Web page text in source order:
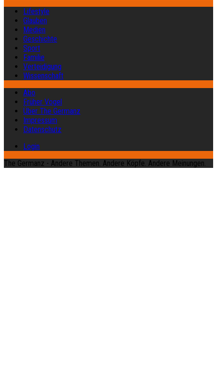
Lifestyle
Glauben
Medien
Geschichte
Sport
Familie
Verteidigung
Wissenschaft
Abo
Früher Vogel
Über The Germanz
Impressum
Datenschutz
Login
The Germanz - Andere Themen. Andere Köpfe. Andere Meinungen.